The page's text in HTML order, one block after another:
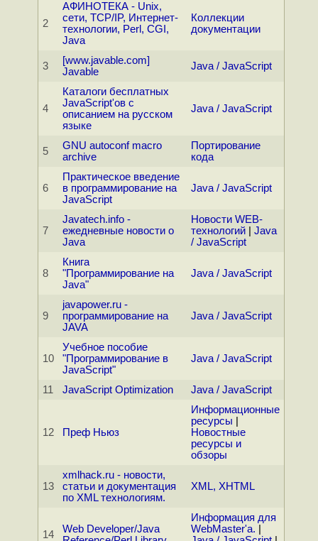
2
АФИНОТЕКА - Unix,
сети, TCP/IP, Интернет-
технологии, Perl, CGI,
Java
Коллекции
документации
3
[www.javable.com]
Javable
Java / JavaScript
4
Каталоги бесплатных
JavaScript'ов с
описанием на русском
языке
Java / JavaScript
5
GNU autoconf macro
archive
Портирование
кода
6
Практическое введение
в программирование на
JavaScript
Java / JavaScript
7
Javatech.info -
ежедневные новости о
Java
Новости WEB-
технологий| Java
/ JavaScript
8
Книга
"Программирование на
Java"
Java / JavaScript
9
javapower.ru -
программирование на
JAVA
Java / JavaScript
10
Учебное пособие
"Программирование в
JavaScript"
Java / JavaScript
11 JavaScript Optimization Java / JavaScript
12 Преф Ньюз
Информационные
ресурсы
Новостные
ресурсы и
обзоры
13
xmlhack.ru - новости,
статьи и документация
по XML технологиям.
XML, XHTML
14
Web Developer/Java
Информация для
WebMaster'а.